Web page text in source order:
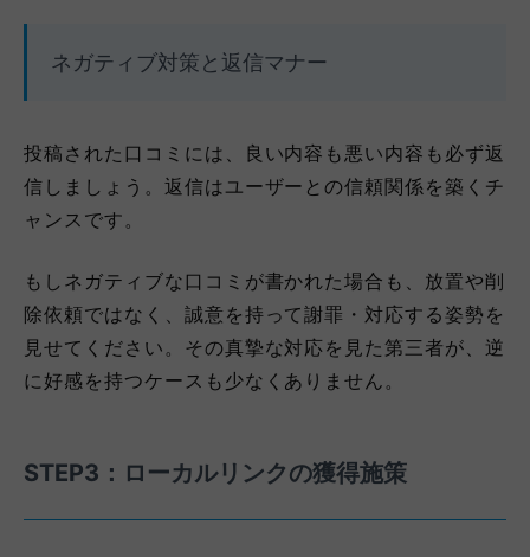
ネガティブ対策と返信マナー
投稿された口コミには、良い内容も悪い内容も必ず返
信しましょう。返信はユーザーとの信頼関係を築くチ
ャンスです。
もしネガティブな口コミが書かれた場合も、放置や削
除依頼ではなく、誠意を持って謝罪・対応する姿勢を
見せてください。その真摯な対応を見た第三者が、逆
に好感を持つケースも少なくありません。
STEP3：ローカルリンクの獲得施策